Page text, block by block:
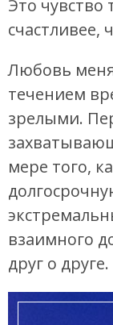
Это чувство
счастливее,
Любовь
течением
зрелыми.
мере того,
взаимного
друг о друге.